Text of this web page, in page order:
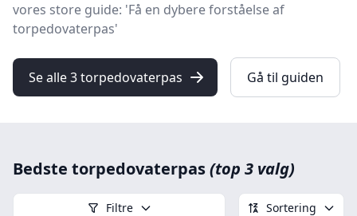
vores store guide: 'Få en dybere forståelse af
torpedovaterpas'
Se alle 3 torpedovaterpas Gå til guiden
Bedste torpedovaterpas(top 3 valg)
Filtre Sortering